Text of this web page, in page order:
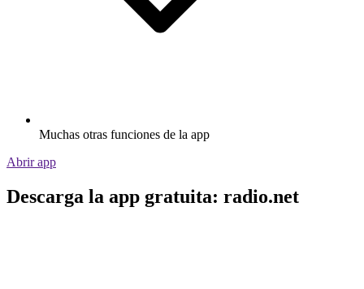
Muchas otras funciones de la app
Abrir app
Descarga la app gratuita: radio.net